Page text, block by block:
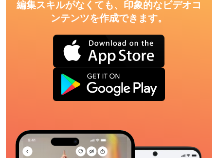
編集スキルがなくても、印象的なビデオコ
ンテンツを作成できます。